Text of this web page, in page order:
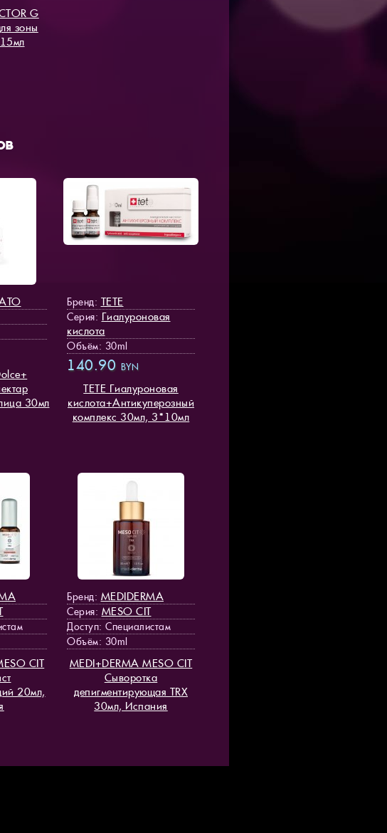
G
зоны
30мл
Бренд: TETE
Серия: Гиалуроновая
кислота
Объём: 30ml
140.90 BYN
TETE Гиалуроновая
кислота+Антикуперозный
комплекс 30мл, 3*10мл
СIT
20мл,
Бренд: MEDIDERMA
Серия: MESO СIT
Доступ: Специалистам
Объём: 30ml
MEDI+DERMA MESO СIT
Сыворотка
депигментирующая TRX
30мл, Испания